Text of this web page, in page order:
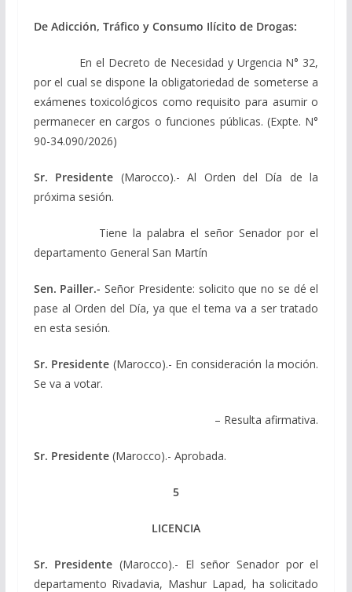
De Adicción, Tráfico y Consumo Ilícito de Drogas:
En el Decreto de Necesidad y Urgencia N° 32,
por el cual se dispone la obligatoriedad de someterse a
exámenes toxicológicos como requisito para asumir o
permanecer en cargos o funciones públicas. (Expte. N°
90-34.090/2026)
Sr. Presidente (Marocco).- Al Orden del Día de la
próxima sesión.
Tiene la palabra el señor Senador por el
departamento General San Martín
Sen. Pailler.-Señor Presidente: solicito que no se dé el
pase al Orden del Día, ya que el tema va a ser tratado
en esta sesión.
Sr. Presidente (Marocco).- En consideración la moción.
Se va a votar.
– Resulta afirmativa.
Sr. Presidente(Marocco).- Aprobada.
5
LICENCIA
Sr. Presidente (Marocco).- El señor Senador por el
departamento Rivadavia, Mashur Lapad, ha solicitado